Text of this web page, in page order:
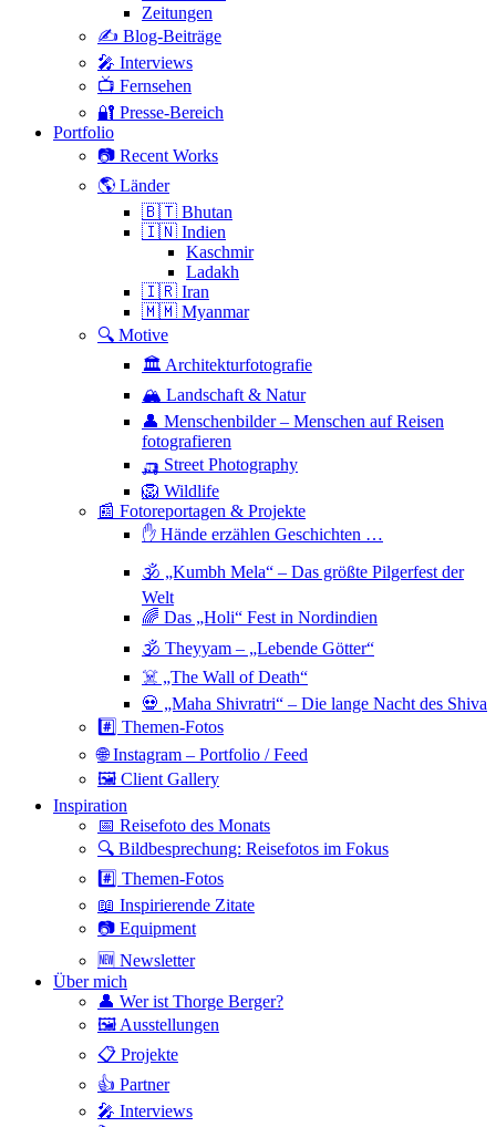
Zeitungen
✍️ Blog-Beiträge
🎤 Interviews
📺 Fernsehen
🔐 Presse-Bereich
Portfolio
📷 Recent Works
🌎 Länder
🇧🇹 Bhutan
🇮🇳 Indien
Kaschmir
Ladakh
🇮🇷 Iran
🇲🇲 Myanmar
🔍 Motive
🏛 Architekturfotografie
🏔 Landschaft & Natur
👤 Menschenbilder – Menschen auf Reisen
fotografieren
🛺 Street Photography
🦁 Wildlife
📰 Fotoreportagen & Projekte
✋ Hände erzählen Geschichten …
🕉 „Kumbh Mela“ – Das größte Pilgerfest der
Welt
🌈 Das „Holi“ Fest in Nordindien
🕉 Theyyam – „Lebende Götter“
☠️ „The Wall of Death“
💀 „Maha Shivratri“ – Die lange Nacht des Shiva
#️⃣ Themen-Fotos
🌐 Instagram – Portfolio / Feed
🖼 Client Gallery
Inspiration
📅 Reisefoto des Monats
🔍 Bildbesprechung: Reisefotos im Fokus
#️⃣ Themen-Fotos
📖 Inspirierende Zitate
📷 Equipment
🆕 Newsletter
Über mich
👤 Wer ist Thorge Berger?
🖼 Ausstellungen
📋 Projekte
👍 Partner
🎤 Interviews